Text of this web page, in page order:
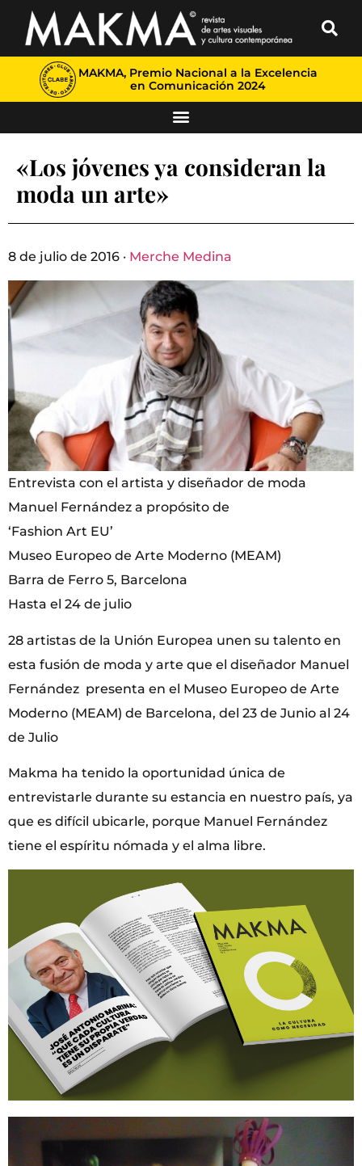
MAKMA, Premio Nacional a la Excelencia
en Comunicación 2024
«Los jóvenes ya consideran la
moda un arte»
8 de julio de 2016 · Merche Medina
Entrevista con el artista y diseñador de moda
Manuel Fernández a propósito de
‘Fashion Art EU’
Museo Europeo de Arte Moderno (MEAM)
Barra de Ferro 5, Barcelona
Hasta el 24 de julio
28 artistas de la Unión Europea unen su talento en
esta fusión de moda y arte que el diseñador Manuel
Fernández presenta en el Museo Europeo de Arte
Moderno (MEAM) de Barcelona, del 23 de Junio al 24
de Julio
Makma ha tenido la oportunidad única de
entrevistarle durante su estancia en nuestro país, ya
que es difícil ubicarle, porque Manuel Fernández
tiene el espíritu nómada y el alma libre.